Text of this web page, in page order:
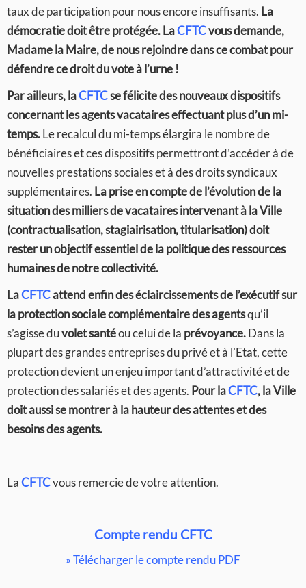
taux de participation pour nous encore insuffisants. La
démocratie doit être protégée. LaCFTCvous demande,
Madame la Maire, de nous rejoindre dans ce combat pour
défendre ce droit du vote à l’urne !
Par ailleurs, laCFTCse félicite des nouveaux dispositifs
concernant les agents vacataires effectuant plus d’un mi-
temps.Le recalcul du mi-temps élargira le nombre de
bénéficiaires et ces dispositifs permettront d’accéder à de
nouvelles prestations sociales et à des droits syndicaux
supplémentaires. La prise en compte de l’évolution de la
situation des milliers de vacataires intervenant à la Ville
(contractualisation, stagiairisation, titularisation) doit
rester un objectif essentiel de la politique des ressources
humaines de notre collectivité.
LaCFTCattend enfin des éclaircissements de l’exécutif sur
la protection sociale complémentaire des agentsqu’il
s’agisse duvolet santéou celui de la prévoyance.Dans la
plupart des grandes entreprises du privé et à l’Etat, cette
protection devient un enjeu important d’attractivité et de
protection des salariés et des agents. Pour laCFTC, la Ville
doit aussi se montrer à la hauteur des attentes et des
besoins des agents.
LaCFTCvous remercie de votre attention.
Compte rendu CFTC
»Télécharger le compte rendu PDF